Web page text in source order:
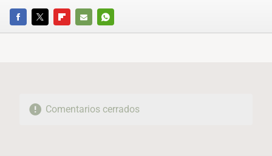
FACEBOOKTWITTERFLIPBOARD
E-
WHATSAPP
Comentarios cerrados